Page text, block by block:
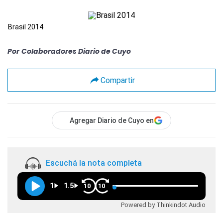
Brasil 2014
Por Colaboradores Diario de Cuyo
Compartir
Agregar Diario de Cuyo en
Escuchá la nota completa
1 1.5 10 10
Powered by Thinkindot Audio